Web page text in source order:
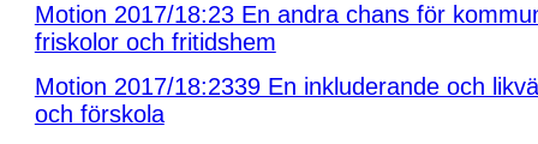
Motion 2017/18:23 En andra chans för
friskolor och fritidshem
Motion 2017/18:2339 En inkluderande och
och förskola